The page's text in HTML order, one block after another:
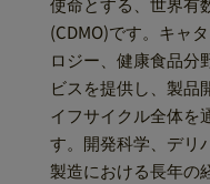
(CDMO)です。キャ
ロジー、健康食品分
ビスを提供し、製品
イフサイクル全体を
す。開発科学、デリ
製造における長年の